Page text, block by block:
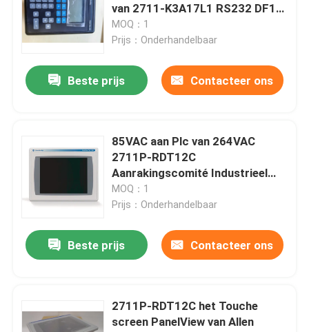
van 2711-K3A17L1 RS232 DF1
HMI
MOQ：1
Prijs：Onderhandelbaar
Beste prijs Contacteer ons
85VAC aan Plc van 264VAC
2711P-RDT12C
Aanrakingscomité Industrieel
Touch screen Hmi 300cd/M2
MOQ：1
Prijs：Onderhandelbaar
Beste prijs Contacteer ons
2711P-RDT12C het Touche
screen PanelView van Allen